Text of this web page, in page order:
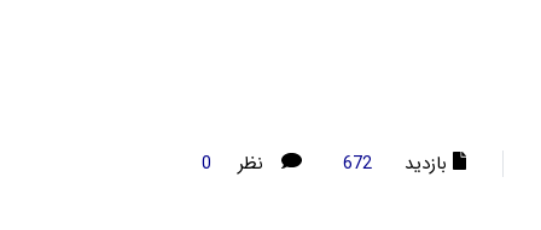
بازدید 672 نظر 0